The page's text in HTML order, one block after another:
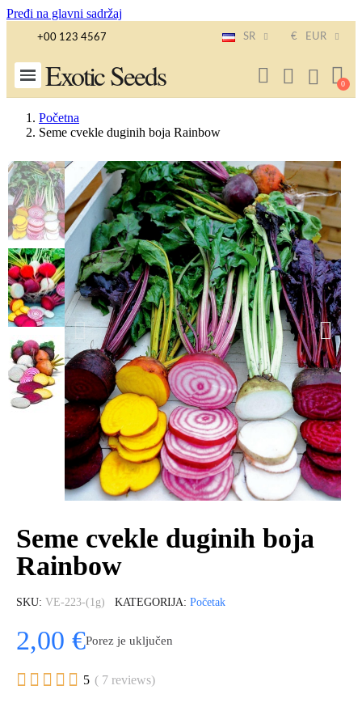
Pređi na glavni sadržaj
+00 123 4567 SR € EUR
Exotic Seeds
Početna
Seme cvekle duginih boja Rainbow
Seme cvekle duginih boja
Rainbow
SKU VE-223-(1g) KATEGORIJA Početak
2,00 €Porez je uključen
     5 ( 7 reviews)